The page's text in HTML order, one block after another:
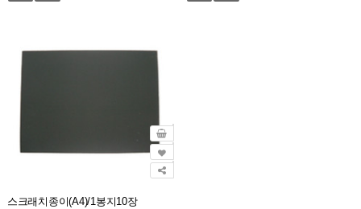
스크래치종이(A4)/1봉지10장